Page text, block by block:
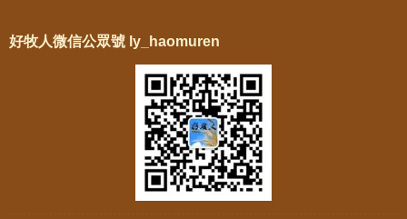
好牧人微信公眾號 ly_haomuren